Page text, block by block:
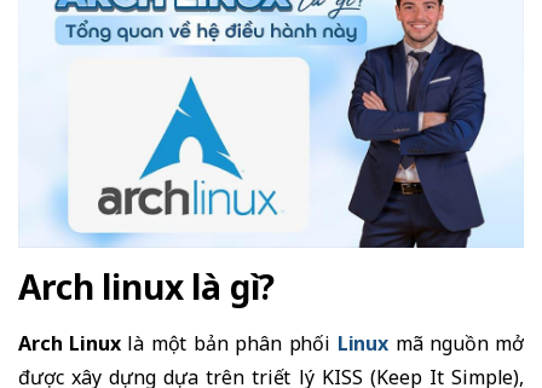
Arch linux là gì?
Arch Linuxlà một bản phân phối Linux mã nguồn mở
được xây dựng dựa trên triết lý KISS (Keep It Simple),